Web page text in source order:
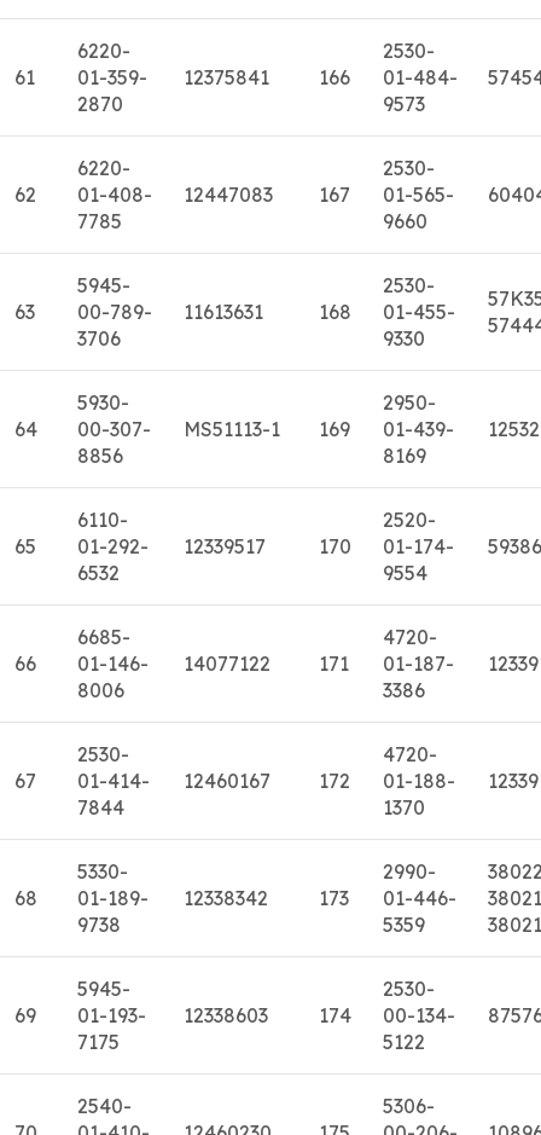
61
6220-
01-359-
2870
12375841 166
2530-
01-484-
9573
62
6220-
01-408-
7785
12447083 167
2530-
01-565-
9660
63
5945-
00-789-
3706
11613631 168
2530-
01-455-
9330
64
5930-
00-307-
8856
MS51113-1 169
2950-
01-439-
8169
65
6110-
01-292-
6532
12339517 170
2520-
01-174-
9554
66
6685-
01-146-
8006
14077122 171
4720-
01-187-
3386
67
2530-
01-414-
7844
12460167 172
4720-
01-188-
1370
68
5330-
01-189-
9738
12338342 173
2990-
01-446-
5359
69
5945-
01-193-
7175
12338603 174
2530-
00-134-
5122
2540-
5306-